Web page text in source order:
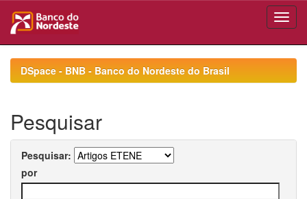
navigationDSpace - BNB - Banco do Nordeste do Brasil
Pesquisar
Pesquisar:
por